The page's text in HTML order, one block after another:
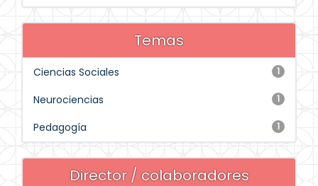
Temas
1
Ciencias Sociales
1
Neurociencias
1
Pedagogía
Director / colaboradores